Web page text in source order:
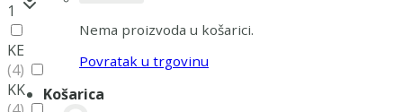
Nema proizvoda u košarici.
Povratak u trgovinu
Košarica
1
KE
(4)
KK